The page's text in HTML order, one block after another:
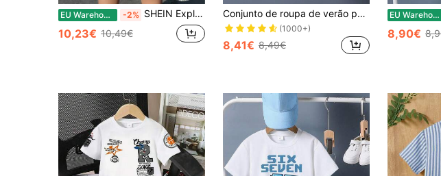
EU Warehouse -2% SHEIN Explorewe Conjunto de 2 peças para rapaz jovem, casual e estiloso, t-shirt de manga curta com estampado de letras e riscas numérico 67 em preto e bege, e calções, confortável para uso diário de verão
10,23€ 10,49€
Conjunto de roupa de verão para menino com estampa de letras, camiseta de manga curta e shorts
(1000+)
8,41€ 8,49€
EU Warehouse
8,90€